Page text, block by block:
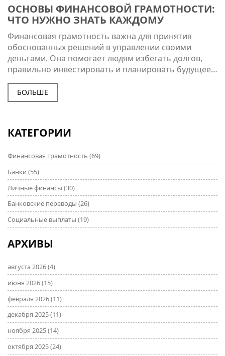
ОСНОВЫ ФИНАНСОВОЙ ГРАМОТНОСТИ:
ЧТО НУЖНО ЗНАТЬ КАЖДОМУ
Финансовая грамотность важна для принятия
обоснованных решений в управлении своими
деньгами. Она помогает людям избегать долгов,
правильно инвестировать и планировать будущее.
В статье обсуждаются основные понятия, связанные
с финансовой грамотностью, их значимость и
приводятся практические советы для улучшения
и сбережениями. Читайте, чтобы улучшить свою
будущее.
БОЛЬШЕ
КАТЕГОРИИ
Финансовая грамотность (69)
Банки (55)
Личные финансы (30)
Банковские переводы (26)
Социальные выплаты (19)
АРХИВЫ
августа 2026(4)
июня 2026(15)
февраля 2026(11)
декабря 2025(11)
ноября 2025(14)
октября 2025(24)